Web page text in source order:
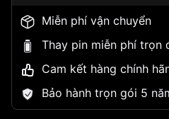
Miễn phí vận chuyển
Thay pin miễn phí trọn
Cam kết hàng chính
Bảo hành trọn gói 5